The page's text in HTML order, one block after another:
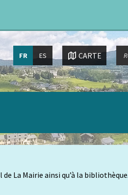
Choisissez
langue:
FR ES CARTE
La Mairie ainsi qu’à la bibliothèque.